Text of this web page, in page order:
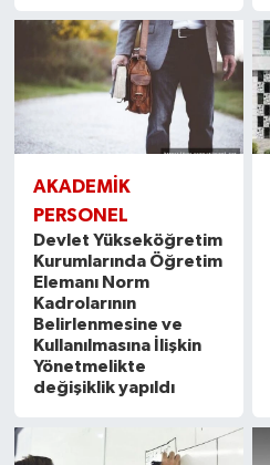
AKADEMİK
PERSONEL
Devlet Yükseköğretim
Kurumlarında Öğretim
Elemanı Norm
Kadrolarının
Belirlenmesine ve
Kullanılmasına İlişkin
Yönetmelikte
değişiklik yapıldı